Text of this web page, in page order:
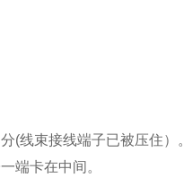
(线束接线端子已被压住）。
端卡在中间。